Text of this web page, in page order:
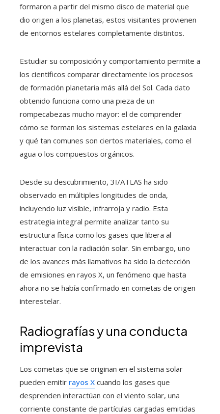
formaron a partir del mismo disco de material que
dio origen a los planetas, estos visitantes provienen
de entornos estelares completamente distintos.
Estudiar su composición y comportamiento permite a
los científicos comparar directamente los procesos
de formación planetaria más allá del Sol. Cada dato
obtenido funciona como una pieza de un
rompecabezas mucho mayor: el de comprender
cómo se forman los sistemas estelares en la galaxia
y qué tan comunes son ciertos materiales, como el
agua o los compuestos orgánicos.
Desde su descubrimiento, 3I/ATLAS ha sido
observado en múltiples longitudes de onda,
incluyendo luz visible, infrarroja y radio. Esta
estrategia integral permite analizar tanto su
estructura física como los gases que libera al
interactuar con la radiación solar. Sin embargo, uno
de los avances más llamativos ha sido la detección
de emisiones en rayos X, un fenómeno que hasta
ahora no se había confirmado en cometas de origen
interestelar.
Radiografías y una conducta
imprevista
Los cometas que se originan en el sistema solar
pueden emitir rayos X cuando los gases que
desprenden interactúan con el viento solar, una
corriente constante de partículas cargadas emitidas